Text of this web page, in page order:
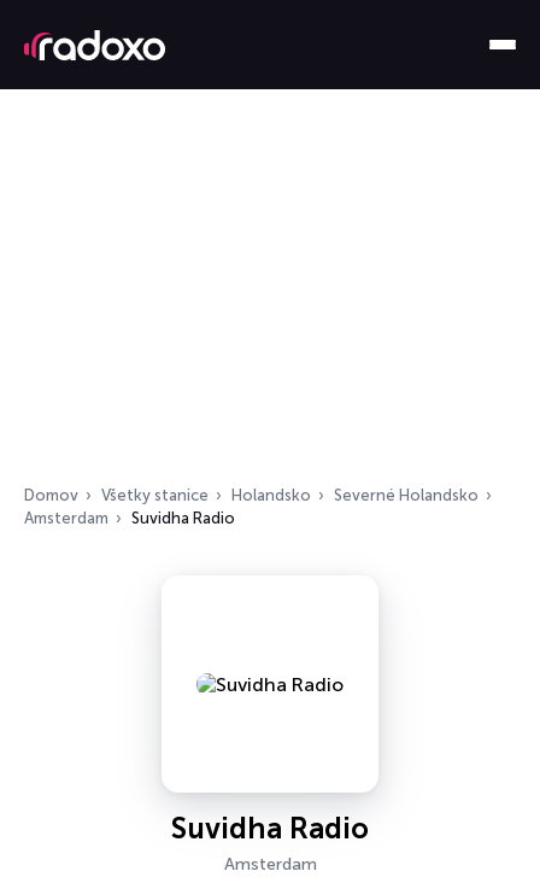
Domov Všetky stanice Holandsko
Severné Holandsko
Amsterdam
Suvidha Radio
Suvidha Radio
Amsterdam